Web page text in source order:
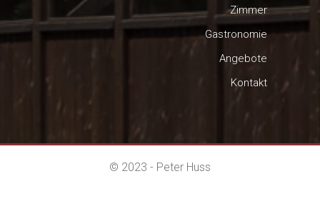
Zimmer
Gastronomie
Angebote
Kontakt
© 2023 - Peter Huss